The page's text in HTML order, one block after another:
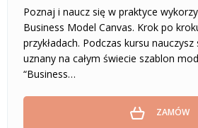
Poznaj i naucz się w praktyce
Business Model Canvas. Krok po
przykładach. Podczas kursu
uznany na całym świecie szablon
“Business…
ZAMÓW